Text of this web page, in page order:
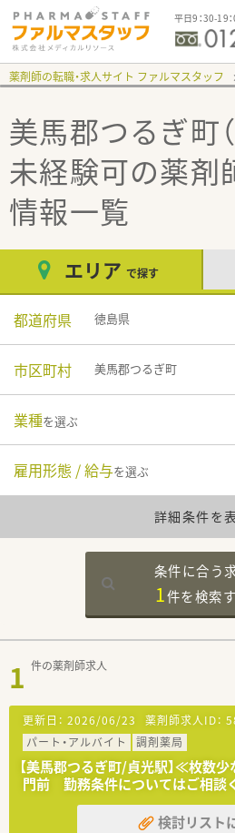
平日9：30-19
薬剤師の転職・求人サイト ファルマスタッフ
美馬郡つるぎ町
未経験可の薬剤
情報一覧
エリア で探す
都道府県 徳島県
市区町村 美馬郡つるぎ町
業種を選ぶ
雇用形態 / 給与を選ぶ
詳細条件を
条件に合う
1件を検索
1 件の薬剤師求人
更新日： 2026/06/23 薬剤師求人ID：
パート・アルバイト
調剤薬局
【美馬郡つるぎ町/貞光駅】≪枚数
門前 勤務条件についてはご相談
検討リスト